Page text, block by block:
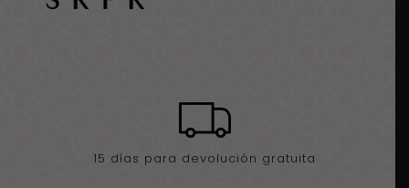
15 días para devolución gratuita